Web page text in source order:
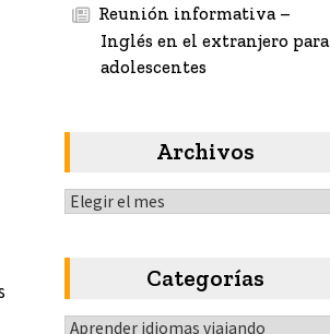
Reunión informativa –
Inglés en el extranjero para
adolescentes
Archivos
Archivos
Categorías
Categorías